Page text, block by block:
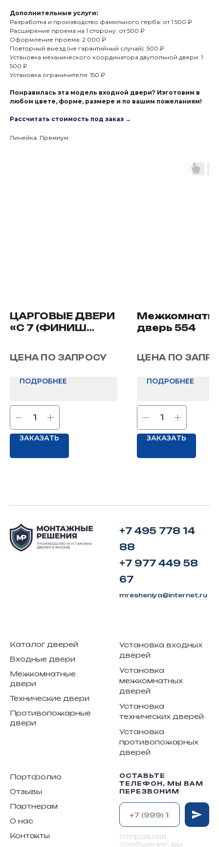
Дополнительные услуги:
Разработка и производство фамильного герба: от 1 500 ₽
Расширение проема на 1 сторону: от 500 ₽
Оформление проема: 2 000 ₽
Повторный выезд (не гарантийный случай): 500 ₽
Установка механического координатора двупольной двери: 1
500 ₽
Установка ограничителя: 150 ₽
Понравилась эта модель входной двери? Изготовим в
любом цвете, форме, размере и по вашим пожеланиям!
Рассчитать стоимость под заказ →
Линейка: Премиум
ЦАРГОВЫЕ ДВЕРИ
«С 7 (ФИНИШ
ЦЕНА ПО ЗАПРОСУ
ПОДРОБНЕЕ
ЗАКАЗАТЬ
дверь 554
ЦЕНА ПО
ПОДРОБНЕЕ
ЗАКАЗАТЬ
+7 495 778 14
88
+7 977 449 58
67
mresheniya@internet.ru
Каталог дверей
Входные двери
Межкомнатные
двери
Технические двери
Противопожарные
двери
Установка входных
дверей
Установка
межкомнатных
дверей
Установка
технических дверей
Установка
противопожарных
дверей
Портфолио
Отзывы
Партнерам
О нас
Контакты
ОСТАВЬТЕ
ТЕЛЕФОН, МЫ ВАМ
ПЕРЕЗВОНИМ
Отправляя
сообщение, вы